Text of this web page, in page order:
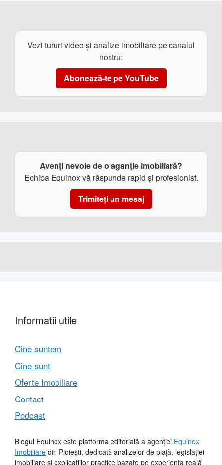
Vezi tururi video și analize imobiliare pe canalul
nostru:
Abonează-te pe YouTube
Avenți nevoie de o aganție imobiliară?
Echipa Equinox vă răspunde rapid și profesionist.
Trimiteți un mesaj
Informatii utile
Cine suntem
Cine sunt
Oferte Imobiliare
Contact
Podcast
Blogul Equinox este platforma editorială a agenției Equinox
Imobiliare din Ploiești, dedicată analizelor de piață, legislației
imobiliare și explicațiilor practice bazate pe experiența reală